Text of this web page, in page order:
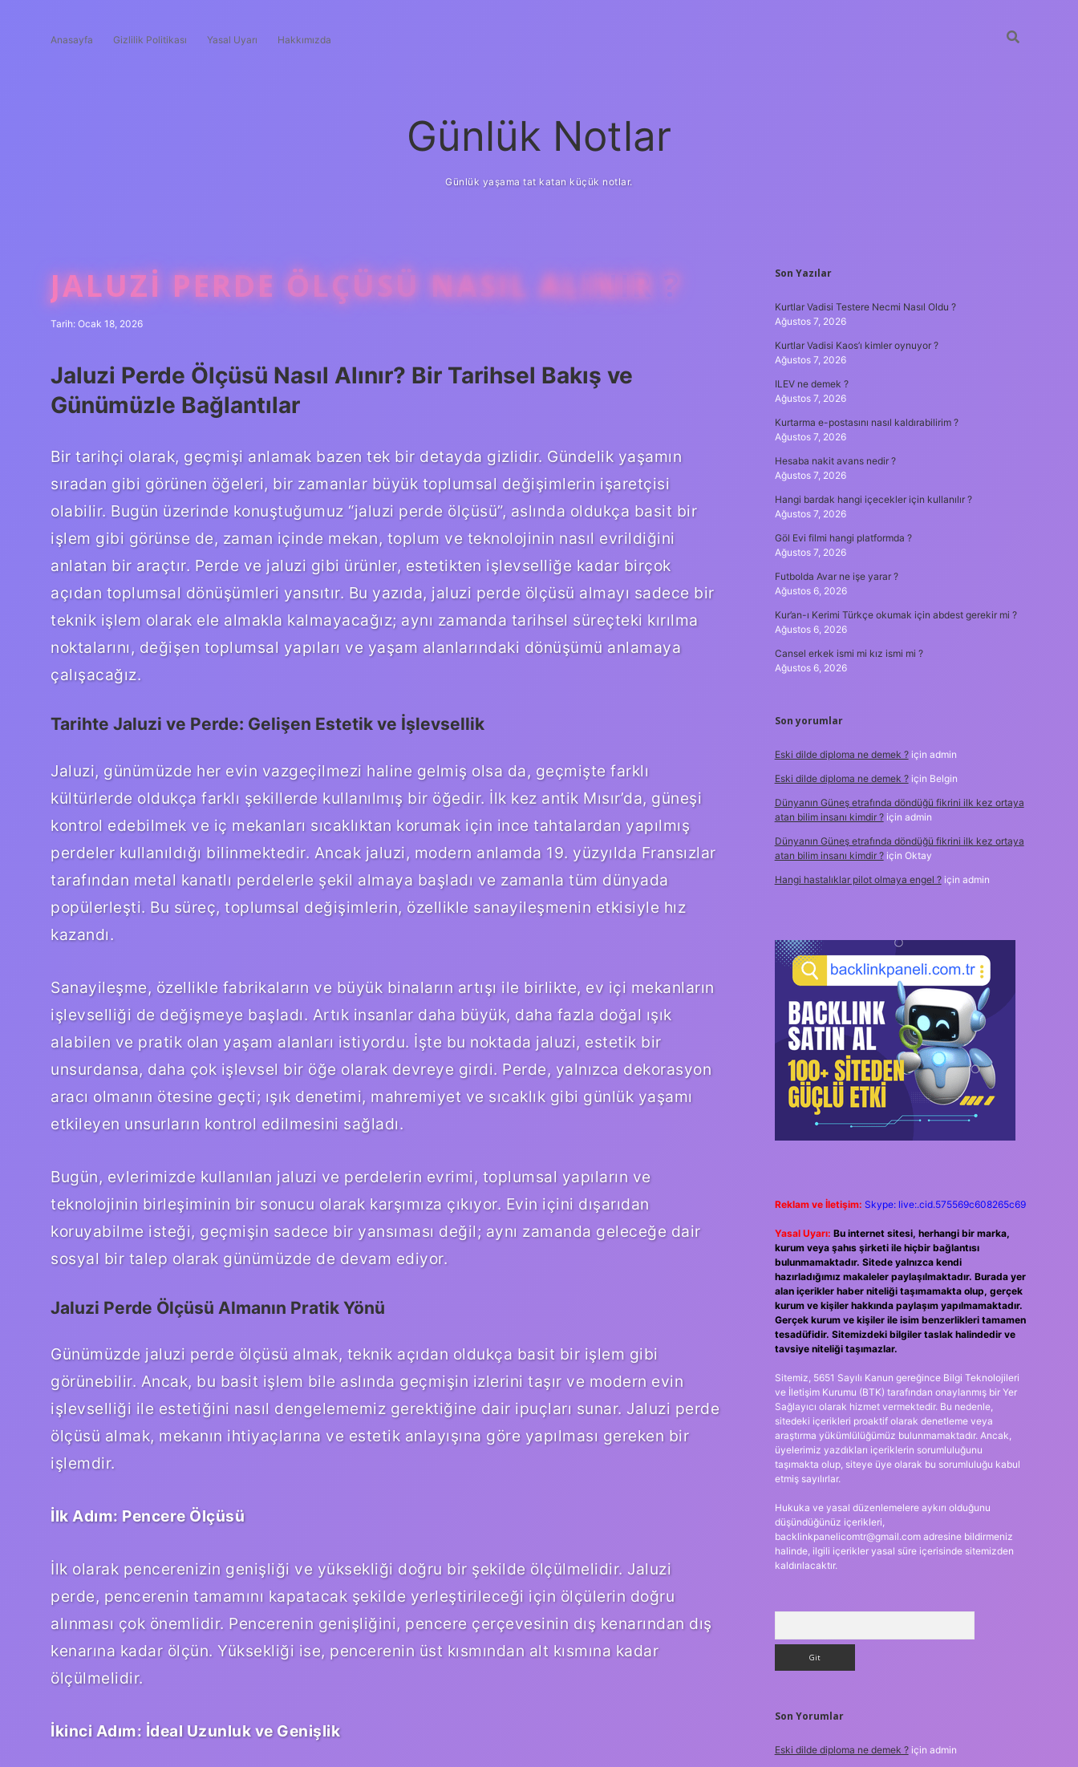
Anasayfa Gizlilik Politikası Yasal Uyarı Hakkımızda
Günlük Notlar
Günlük yaşama tat katan küçük notlar.
JALUZI PERDE ÖLÇÜSÜ NASIL ALINIR ?
Tarih: Ocak 18, 2026
Jaluzi Perde Ölçüsü Nasıl Alınır? Bir Tarihsel Bakış ve
Günümüzle Bağlantılar
Bir tarihçi olarak, geçmişi anlamak bazen tek bir detayda gizlidir. Gündelik yaşamın
sıradan gibi görünen öğeleri, bir zamanlar büyük toplumsal değişimlerin işaretçisi
olabilir. Bugün üzerinde konuştuğumuz “jaluzi perde ölçüsü”, aslında oldukça basit bir
işlem gibi görünse de, zaman içinde mekan, toplum ve teknolojinin nasıl evrildiğini
anlatan bir araçtır. Perde ve jaluzi gibi ürünler, estetikten işlevselliğe kadar birçok
açıdan toplumsal dönüşümleri yansıtır. Bu yazıda, jaluzi perde ölçüsü almayı sadece bir
teknik işlem olarak ele almakla kalmayacağız; aynı zamanda tarihsel süreçteki kırılma
noktalarını, değişen toplumsal yapıları ve yaşam alanlarındaki dönüşümü anlamaya
çalışacağız.
Tarihte Jaluzi ve Perde: Gelişen Estetik ve İşlevsellik
Jaluzi, günümüzde her evin vazgeçilmezi haline gelmiş olsa da, geçmişte farklı
kültürlerde oldukça farklı şekillerde kullanılmış bir öğedir. İlk kez antik Mısır’da, güneşi
kontrol edebilmek ve iç mekanları sıcaklıktan korumak için ince tahtalardan yapılmış
perdeler kullanıldığı bilinmektedir. Ancak jaluzi, modern anlamda 19. yüzyılda Fransızlar
tarafından metal kanatlı perdelerle şekil almaya başladı ve zamanla tüm dünyada
popülerleşti. Bu süreç, toplumsal değişimlerin, özellikle sanayileşmenin etkisiyle hız
kazandı.
Sanayileşme, özellikle fabrikaların ve büyük binaların artışı ile birlikte, ev içi mekanların
işlevselliği de değişmeye başladı. Artık insanlar daha büyük, daha fazla doğal ışık
alabilen ve pratik olan yaşam alanları istiyordu. İşte bu noktada jaluzi, estetik bir
unsurdansa, daha çok işlevsel bir öğe olarak devreye girdi. Perde, yalnızca dekorasyon
aracı olmanın ötesine geçti; ışık denetimi, mahremiyet ve sıcaklık gibi günlük yaşamı
etkileyen unsurların kontrol edilmesini sağladı.
Bugün, evlerimizde kullanılan jaluzi ve perdelerin evrimi, toplumsal yapıların ve
teknolojinin birleşiminin bir sonucu olarak karşımıza çıkıyor. Evin içini dışarıdan
koruyabilme isteği, geçmişin sadece bir yansıması değil; aynı zamanda geleceğe dair
sosyal bir talep olarak günümüzde de devam ediyor.
Jaluzi Perde Ölçüsü Almanın Pratik Yönü
Günümüzde jaluzi perde ölçüsü almak, teknik açıdan oldukça basit bir işlem gibi
görünebilir. Ancak, bu basit işlem bile aslında geçmişin izlerini taşır ve modern evin
işlevselliği ile estetiğini nasıl dengelememiz gerektiğine dair ipuçları sunar. Jaluzi perde
ölçüsü almak, mekanın ihtiyaçlarına ve estetik anlayışına göre yapılması gereken bir
işlemdir.
İlk Adım: Pencere Ölçüsü
İlk olarak pencerenizin genişliği ve yüksekliği doğru bir şekilde ölçülmelidir. Jaluzi
perde, pencerenin tamamını kapatacak şekilde yerleştirileceği için ölçülerin doğru
alınması çok önemlidir. Pencerenin genişliğini, pencere çerçevesinin dış kenarından dış
kenarına kadar ölçün. Yüksekliği ise, pencerenin üst kısmından alt kısmına kadar
ölçülmelidir.
İkinci Adım: İdeal Uzunluk ve Genişlik
SIDEBAR
Son Yazılar
Kurtlar Vadisi Testere Necmi Nasıl Oldu ?
Ağustos 7, 2026
Kurtlar Vadisi Kaos’ı kimler oynuyor ?
Ağustos 7, 2026
ILEV ne demek ?
Ağustos 7, 2026
Kurtarma e-postasını nasıl kaldırabilirim ?
Ağustos 7, 2026
Hesaba nakit avans nedir ?
Ağustos 7, 2026
Hangi bardak hangi içecekler için kullanılır ?
Ağustos 7, 2026
Göl Evi filmi hangi platformda ?
Ağustos 7, 2026
Futbolda Avar ne işe yarar ?
Ağustos 6, 2026
Kur’an-ı Kerimi Türkçe okumak için abdest gerekir mi ?
Ağustos 6, 2026
Cansel erkek ismi mi kız ismi mi ?
Ağustos 6, 2026
Son yorumlar
Eski dilde diploma ne demek ?için admin
Eski dilde diploma ne demek ?için Belgin
Dünyanın Güneş etrafında döndüğü fikrini ilk kez ortaya
atan bilim insanı kimdir ?için admin
Dünyanın Güneş etrafında döndüğü fikrini ilk kez ortaya
atan bilim insanı kimdir ?için Oktay
Hangi hastalıklar pilot olmaya engel ?için admin
Reklam ve İletişim: Skype: live:.cid.575569c608265c69
Yasal Uyarı: Bu internet sitesi, herhangi bir marka,
kurum veya şahıs şirketi ile hiçbir bağlantısı
bulunmamaktadır. Sitede yalnızca kendi
hazırladığımız makaleler paylaşılmaktadır. Burada yer
alan içerikler haber niteliği taşımamakta olup, gerçek
kurum ve kişiler hakkında paylaşım yapılmamaktadır.
Gerçek kurum ve kişiler ile isim benzerlikleri tamamen
tesadüfidir. Sitemizdeki bilgiler taslak halindedir ve
tavsiye niteliği taşımazlar.
Sitemiz, 5651 Sayılı Kanun gereğince Bilgi Teknolojileri
ve İletişim Kurumu (BTK) tarafından onaylanmış bir Yer
Sağlayıcı olarak hizmet vermektedir. Bu nedenle,
sitedeki içerikleri proaktif olarak denetleme veya
araştırma yükümlülüğümüz bulunmamaktadır. Ancak,
üyelerimiz yazdıkları içeriklerin sorumluluğunu
taşımakta olup, siteye üye olarak bu sorumluluğu kabul
etmiş sayılırlar.
Hukuka ve yasal düzenlemelere aykırı olduğunu
düşündüğünüz içerikleri,
backlinkpanelicomtr@gmail.comadresine bildirmeniz
halinde, ilgili içerikler yasal süre içerisinde sitemizden
kaldırılacaktır.
Son Yorumlar
Eski dilde diploma ne demek ?için admin